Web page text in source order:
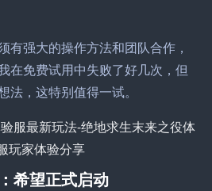
有强大的操作方法和团队合作，
在免费试用中失败了好几次，但
，这特别值得一试。
希望正式启动